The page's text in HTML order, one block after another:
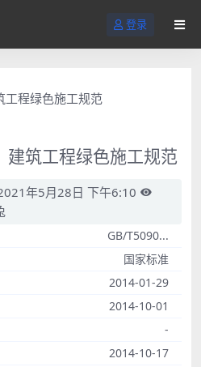
登录
筑工程绿色施工规范
年5月28日 下午6:10
GB/T5090...
国家标准
2014-01-29
2014-10-01
-
2014-10-17